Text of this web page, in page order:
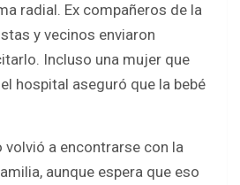
radial. Ex compañeros de la
y vecinos enviaron
Incluso una mujer que
hospital aseguró que la bebé
volvió a encontrarse con la
aunque espera que eso